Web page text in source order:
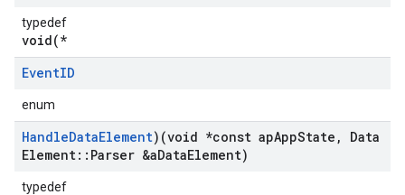
typedef
void(*
EventID
enum
HandleDataElement)(void *const apAppState ,
Data
Element:: Parser &aDataElement)
typedef